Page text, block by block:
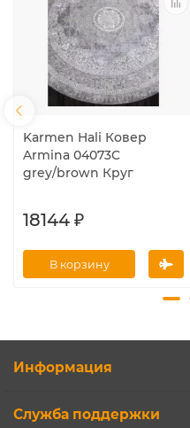
Karmen Hali Ковер
Armina 04073C
grey/brown Круг
18144 ₽
В корзину
Информация
Служба поддержки